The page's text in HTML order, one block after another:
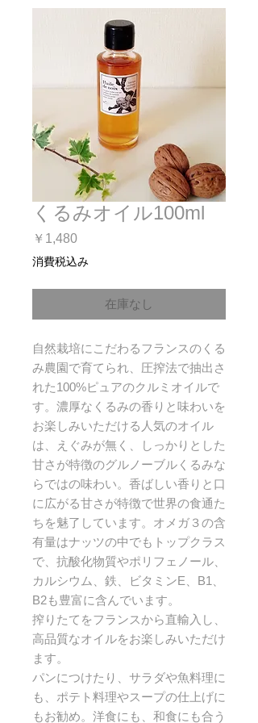
くるみオイル100ml
￥1,480価
格
消費税込み
在庫なし
自然栽培にこだわるフランスのくる
み農園で育てられ、圧搾法で抽出さ
れた100%ピュアのクルミオイルで
す。濃厚なくるみの香りと味わいを
お楽しみいただける人気のオイル
は、えぐみが無く、しっかりとした
甘さが特徴のグルノーブルくるみな
らではの味わい。香ばしい香りと口
に広がる甘さが特徴で世界の食通た
ちを魅了しています。オメガ３の含
有量はナッツの中でもトップクラス
で、抗酸化物質やポリフェノール、
カルシウム、鉄、ビタミンE、B1、
B2も豊富に含んでいます。
搾りたてをフランスから直輸入し、
高品質なオイルをお楽しみいただけ
ます。
パンにつけたり、サラダや魚料理に
も、ポテト料理やスープの仕上げに
もお勧め。洋食にも、和食にも合う